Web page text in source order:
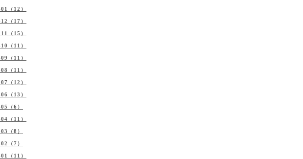
（12）
（17）
（15）
（11）
（11）
（11）
（12）
（13）
（6）
（11）
（8）
（7）
（11）